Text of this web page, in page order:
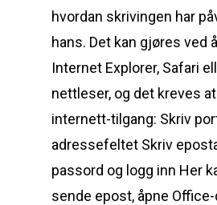
hvordan skrivingen har
hans. Det kan gjøres ved
Internet Explorer, Safari
nettleser, og det kreves
internett-tilgang: Skriv
adressefeltet Skriv
passord og logg inn Her
sende epost, åpne